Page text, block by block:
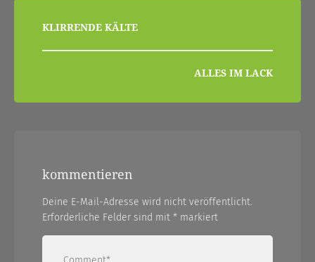
beitragsnavigation
KLIRRENDE KÄLTE
ALLES IM LACK
kommentieren
Deine E-Mail-Adresse wird nicht veröffentlicht.
Erforderliche Felder sind mit * markiert